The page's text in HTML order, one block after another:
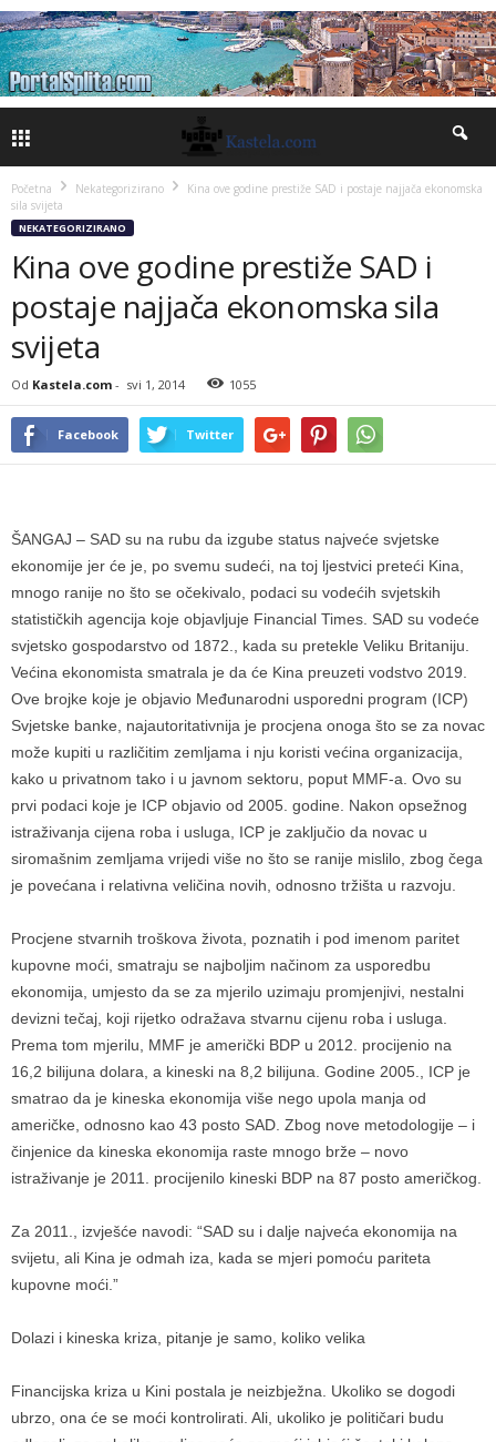
Početna Nekategorizirano
Kina ove godine prestiže SAD i postaje najjača ekonomska
sila svijeta
NEKATEGORIZIRANO
Kina ove godine prestiže SAD i
postaje najjača ekonomska sila
svijeta
Od Kastela.com - svi 1, 2014 1055
Facebook Twitter
ŠANGAJ – SAD su na rubu da izgube status najveće svjetske
ekonomije jer će je, po svemu sudeći, na toj ljestvici preteći Kina,
mnogo ranije no što se očekivalo, podaci su vodećih svjetskih
statističkih agencija koje objavljuje Financial Times. SAD su vodeće
svjetsko gospodarstvo od 1872., kada su pretekle Veliku Britaniju.
Većina ekonomista smatrala je da će Kina preuzeti vodstvo 2019.
Ove brojke koje je objavio Međunarodni usporedni program (ICP)
Svjetske banke, najautoritativnija je procjena onoga što se za novac
može kupiti u različitim zemljama i nju koristi većina organizacija,
kako u privatnom tako i u javnom sektoru, poput MMF-a. Ovo su
prvi podaci koje je ICP objavio od 2005. godine. Nakon opsežnog
istraživanja cijena roba i usluga, ICP je zaključio da novac u
siromašnim zemljama vrijedi više no što se ranije mislilo, zbog čega
je povećana i relativna veličina novih, odnosno tržišta u razvoju.
Procjene stvarnih troškova života, poznatih i pod imenom paritet
kupovne moći, smatraju se najboljim načinom za usporedbu
ekonomija, umjesto da se za mjerilo uzimaju promjenjivi, nestalni
devizni tečaj, koji rijetko odražava stvarnu cijenu roba i usluga.
Prema tom mjerilu, MMF je američki BDP u 2012. procijenio na
16,2 bilijuna dolara, a kineski na 8,2 bilijuna. Godine 2005., ICP je
smatrao da je kineska ekonomija više nego upola manja od
američke, odnosno kao 43 posto SAD. Zbog nove metodologije – i
činjenice da kineska ekonomija raste mnogo brže – novo
istraživanje je 2011. procijenilo kineski BDP na 87 posto američkog.
Za 2011., izvješće navodi: “SAD su i dalje najveća ekonomija na
svijetu, ali Kina je odmah iza, kada se mjeri pomoću pariteta
kupovne moći.”
Dolazi i kineska kriza, pitanje je samo, koliko velika
Financijska kriza u Kini postala je neizbježna. Ukoliko se dogodi
ubrzo, ona će se moći kontrolirati. Ali, ukoliko je političari budu